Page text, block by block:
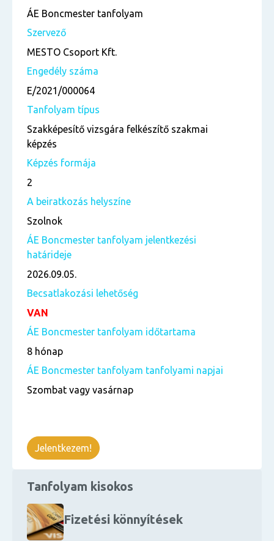
Tanfolyam kisokos
Fizetési könnyítések
ÁE Boncmester tanfolyam
Szervező
MESTO Csoport Kft.
Engedély száma
E/2021/000064
Tanfolyam típus
Szakképesítő vizsgára felkészítő szakmai
képzés
Képzés formája
2
A beiratkozás helyszíne
Szolnok
ÁE Boncmester tanfolyam jelentkezési
határideje
2026.09.05.
Becsatlakozási lehetőség
VAN
ÁE Boncmester tanfolyam időtartama
8 hónap
ÁE Boncmester tanfolyam tanfolyami napjai
Szombat vagy vasárnap
Jelentkezem!